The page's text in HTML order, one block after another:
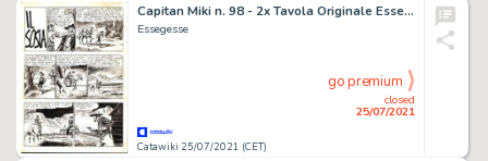
Capitan Miki n. 98 - 2x Tavola Originale EsseGesse - Page volante - Exemplaire unique
Essegesse
Catawiki 25/07/2021 (CET)
closed
25/07/2021
go premium